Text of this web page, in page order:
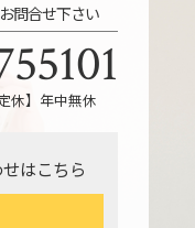
問合せ下さい
休】年中無休
はこちら